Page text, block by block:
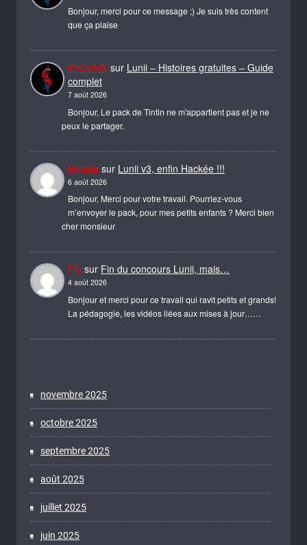
Bonjour, merci pour ce message ;) Je suis très content
que ça plaise
PhOeNiX sur Lunii – Histoires gratuites – Guide
complet
7 août 2026
Bonjour, Le pack de Tintin ne m'appartient pas et je ne
peux le partager.
Mireille sur Lunii v3, enfin Hackée !!!
6 août 2026
Bonjour, Merci pour votre travail. Pourriez-vous
m’envoyer le pack, pour mes petits enfants ? Merci bien
cher monsieur
Flo sur Fin du concours Lunii, mais…
4 août 2026
Bonjour et merci pour ce travail qui ravit petits et grands!
La pédagogie, les vidéos liées aux mises à jour……
novembre 2025
octobre 2025
septembre 2025
août 2025
juillet 2025
juin 2025